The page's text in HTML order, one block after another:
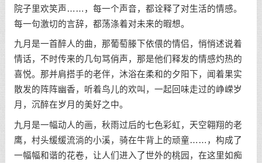
院子里欢笑声……，每一个声音，都诠释了对生活的情感。
每一句激切的言辞，都荡涤着对未来的暇想。
九月是一首醉人的曲，那葡萄滕下依偎的情侣，悄悄述说着
情话，不时传来的几句骂俏声，那是他们释发的情感灼热的
喜悦。那并肩搭手的老伴，沐浴在柔和的夕阳下，闻着果实
散发的阵阵幽香，听着鸟儿的欢叫，一起回味走过的峥嵘岁
月，沉醉在岁月的美好之中。
九月是一幅动人的画，秋雨过后的七色彩虹，天空翱翔的老
鹰，村头缓缓流淌的小溪，骑在牛背上的顽童……，构成了
一幅幅和谐的花卷，让人们进入了世外的桃园，在这里如痴